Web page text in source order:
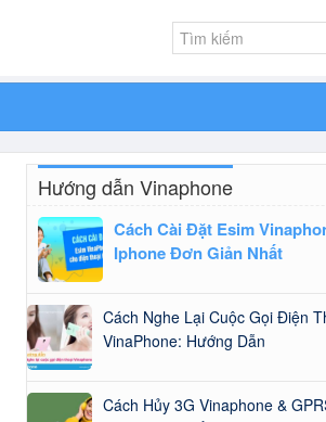
Hướng dẫn Vinaphone
Cách Cài Đặt Esim
Iphone Đơn Giản Nhất
Cách Nghe Lại Cuộc Gọi Điện
VinaPhone: Hướng Dẫn
Cách Hủy 3G Vinaphone &